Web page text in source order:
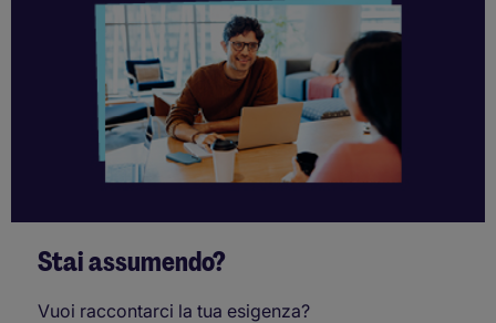
Stai assumendo?
Vuoi raccontarci la tua esigenza?